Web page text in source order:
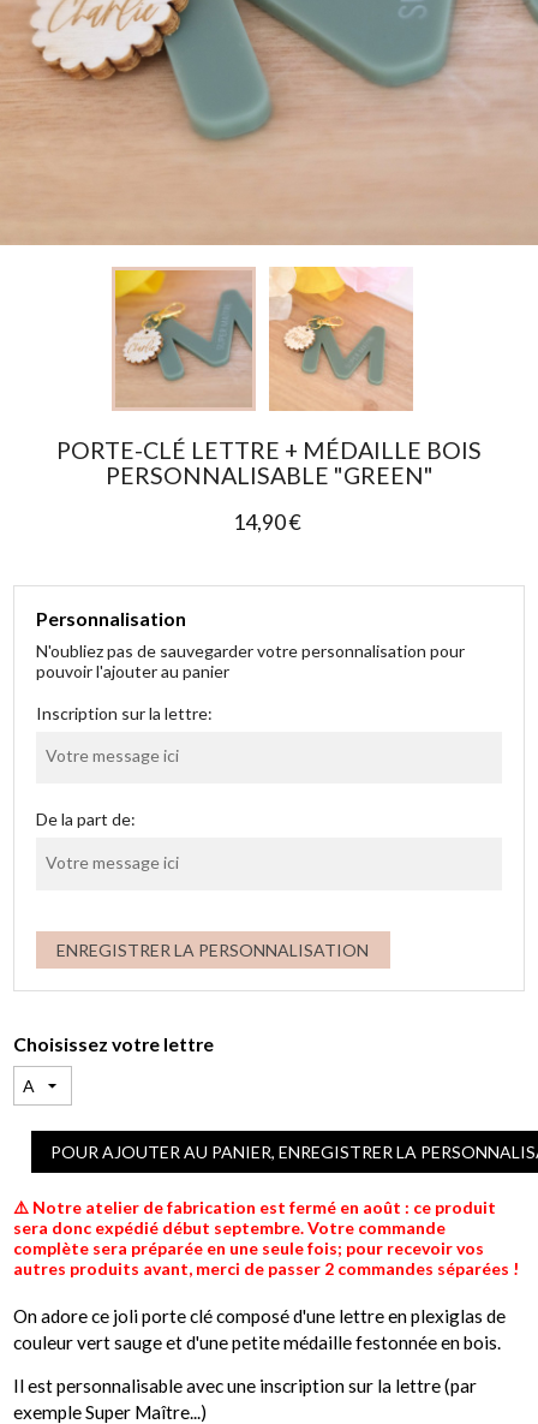
PORTE-CLÉ LETTRE + MÉDAILLE BOIS
PERSONNALISABLE "GREEN"
14,90 €
Personnalisation
N'oubliez pas de sauvegarder votre personnalisation pour
pouvoir l'ajouter au panier
Inscription sur la lettre:
De la part de:
ENREGISTRER LA PERSONNALISATION
Choisissez votre lettre
POUR AJOUTER AU PANIER, ENREGISTRER LA
⚠️ Notre atelier de fabrication est fermé en août : ce produit
sera donc expédié début septembre. Votre commande
complète sera préparée en une seule fois; pour recevoir vos
autres produits avant, merci de passer 2 commandes séparées !
On adore ce joli porte clé composé d'une lettre en plexiglas de
couleur vert sauge et d'une petite médaille festonnée en bois.
Il est personnalisable avec une inscription sur la lettre (par
exemple Super Maître...)